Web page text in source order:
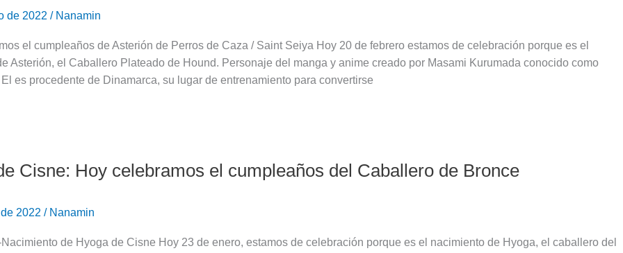
de 2022 / Nanamin
el cumpleaños de Asterión de Perros de Caza / Saint Seiya Hoy 20 de febrero estamos de celebración porque es el
Asterión, el Caballero Plateado de Hound. Personaje del manga y anime creado por Masami Kurumada conocido como
es procedente de Dinamarca, su lugar de entrenamiento para convertirse
Cisne: Hoy celebramos el cumpleaños del Caballero de Bronce
2022 / Nanamin
de Hyoga de Cisne Hoy 23 de enero, estamos de celebración porque es el nacimiento de Hyoga, el caballero del